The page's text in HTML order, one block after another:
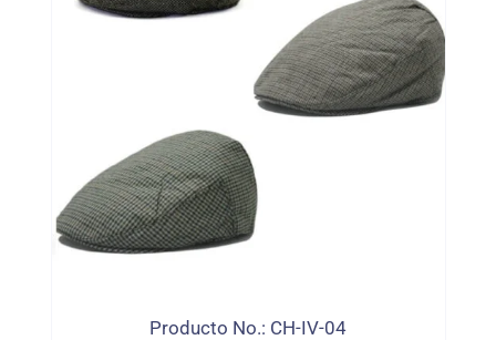
Producto No.: CH-IV-04